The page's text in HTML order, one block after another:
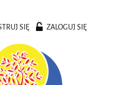
SIĘ ZALOGUJ SIĘ